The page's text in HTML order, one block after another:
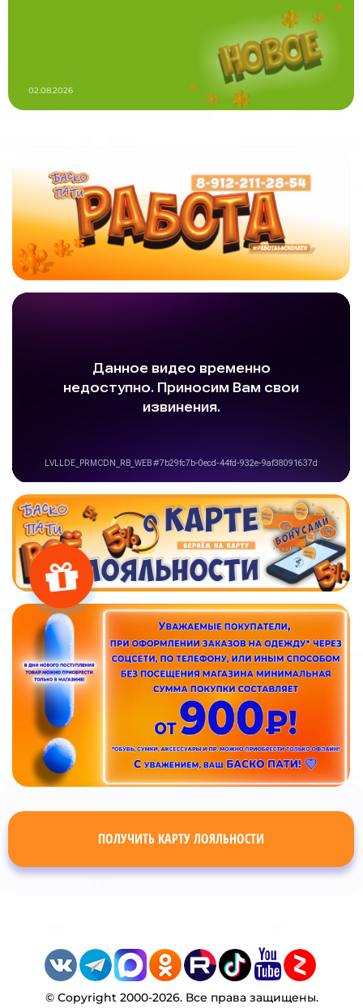
02.08.2026
ПОЛУЧИТЬ КАРТУ ЛОЯЛЬНОСТИ
© Copyright 2000-2026. Все права защищены.